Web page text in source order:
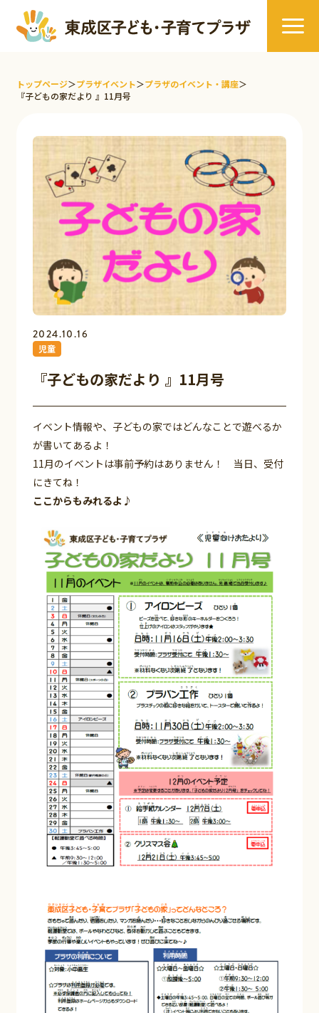
トップページ＞プラザイベント＞プラザのイベント・講座＞
『子どもの家だより 』11月号
2024.10.16
児童
『子どもの家だより 』11月号
イベント情報や、子どもの家ではどんなことで遊べるか
が書いてあるよ！
11月のイベントは事前予約はありません！ 当日、受付
にきてね！
ここからもみれるよ♪